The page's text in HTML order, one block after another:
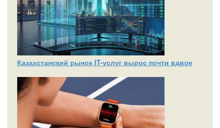
Казахстанский рынок IT-услуг вырос почти вдвое